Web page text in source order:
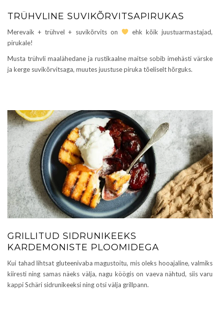
TRÜHVLINE SUVIKÕRVITSAPIRUKAS
Merevaik + trühvel + suvikõrvits on
ehk kõik juustuarmastajad,
pirukale!
Musta trühvli maalähedane ja rustikaalne maitse sobib imehästi värske
ja kerge suvikõrvitsaga, muutes juustuse piruka tõeliselt hõrguks.
GRILLITUD SIDRUNIKEEKS
KARDEMONISTE PLOOMIDEGA
Kui tahad lihtsat gluteenivaba magustoitu, mis oleks hooajaline, valmiks
kiiresti ning samas näeks välja, nagu köögis on vaeva nähtud, siis varu
kappi Schäri sidrunikeeksi ning otsi välja grillpann.